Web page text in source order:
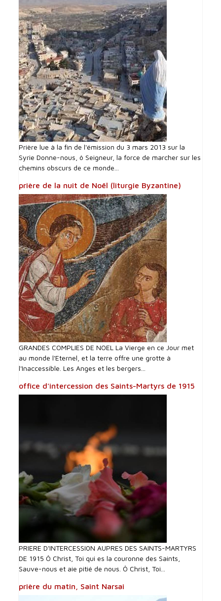
Prière lue à la fin de l'émission du 3 mars 2013 sur la
Syrie Donne-nous, ô Seigneur, la force de marcher sur les
chemins obscurs de ce monde...
prière de la nuit de Noël (liturgie Byzantine)
GRANDES COMPLIES DE NOEL La Vierge en ce Jour met
au monde l'Eternel, et la terre offre une grotte à
l'Inaccessible. Les Anges et les bergers...
office d'intercession des Saints-Martyrs de 1915
PRIERE D'INTERCESSI0N AUPRES DES SAINTS-MARTYRS
DE 1915 Ô Christ, Toi qui es la couronne des Saints,
Sauve-nous et aie pitié de nous. Ô Christ, Toi...
prière du matin, Saint Narsai